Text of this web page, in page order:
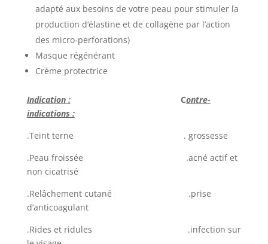
adapté aux besoins de votre peau pour stimuler la
production d’élastine et de collagène par l’action
des micro-perforations)
Masque régénérant
Crème protectrice
Indication :Contre-
indications :
.Teint terne . grossesse
.Peau froissée .acné actif et
non cicatrisé
.Relâchement cutané .prise
d’anticoagulant
.Rides et ridules .infection sur